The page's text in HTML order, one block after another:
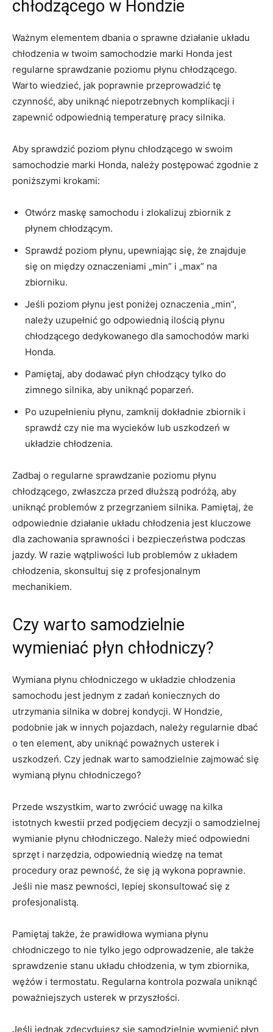
chłodzącego w Hondzie
Ważnym⁣ elementem dbania o sprawne działanie układu
chłodzenia w‍ twoim samochodzie marki Honda jest
regularne ⁢sprawdzanie‍ poziomu⁢ płynu chłodzącego.
Warto​ wiedzieć, jak poprawnie przeprowadzić ​tę
czynność,​ aby uniknąć niepotrzebnych ​komplikacji i
zapewnić odpowiednią temperaturę pracy silnika.
Aby sprawdzić poziom płynu chłodzącego ‌w swoim
samochodzie marki Honda, ‍należy ⁢postępować‌ zgodnie ‌z
poniższymi krokami:
Otwórz maskę ⁤samochodu ⁤i zlokalizuj zbiornik z
płynem ⁣chłodzącym.
Sprawdź poziom płynu, upewniając⁢ się,⁢ że znajduje
się on między oznaczeniami „min” ⁣i „max” ⁤na
zbiorniku.
Jeśli poziom⁤ płynu jest⁢ poniżej oznaczenia ⁣„min”,
należy uzupełnić go odpowiednią⁤ ilością płynu
chłodzącego dedykowanego ⁢dla samochodów marki
‍Honda.
Pamiętaj, aby⁣ dodawać płyn ⁣chłodzący tylko do
zimnego silnika, aby uniknąć poparzeń.
Po uzupełnieniu płynu, zamknij dokładnie zbiornik i
sprawdź czy ‌nie ma wycieków lub uszkodzeń w⁣
układzie‍ chłodzenia.
Zadbaj ‍o regularne sprawdzanie poziomu płynu⁢
chłodzącego, zwłaszcza ‌przed ‌dłuższą podróżą, aby
uniknąć problemów z przegrzaniem⁤ silnika. Pamiętaj, że
odpowiednie działanie układu⁢ chłodzenia jest kluczowe‌
dla zachowania ⁤sprawności i bezpieczeństwa podczas‍
jazdy. W razie wątpliwości lub problemów ‍z ​układem
chłodzenia, skonsultuj się z profesjonalnym
mechanikiem.
Czy warto samodzielnie
wymieniać płyn​ chłodniczy?
Wymiana płynu chłodniczego w układzie chłodzenia
samochodu ⁣jest jednym z zadań koniecznych do
utrzymania silnika w dobrej kondycji.​ W Hondzie,
podobnie jak w innych pojazdach, należy regularnie dbać
o ten element, aby uniknąć poważnych usterek i
uszkodzeń. Czy jednak warto ⁣samodzielnie ‍zajmować się
wymianą⁤ płynu chłodniczego?
Przede wszystkim, warto zwrócić ​uwagę na kilka
istotnych kwestii przed ⁢podjęciem decyzji o samodzielnej
wymianie ‌płynu chłodniczego. Należy mieć odpowiedni
sprzęt i narzędzia, odpowiednią wiedzę na temat
procedury oraz pewność, że się‌ ją wykona ‍poprawnie.
Jeśli nie masz pewności, lepiej skonsultować się⁣ z
profesjonalistą.
Pamiętaj także, że prawidłowa​ wymiana płynu
‍chłodniczego to ​nie tylko jego odprowadzenie,⁤ ale⁢ także
⁢sprawdzenie stanu‌ układu chłodzenia, w tym zbiornika,
wężów i‍ termostatu. Regularna kontrola pozwala uniknąć
poważniejszych usterek w przyszłości.
Jeśli ​jednak zdecydujesz⁣ się samodzielnie wymienić płyn